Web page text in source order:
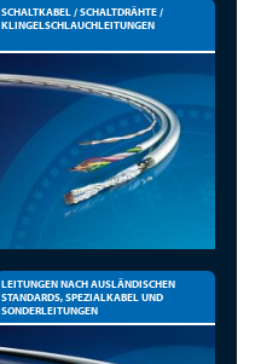
SCHALTKABEL / SCHALTDRÄHTE /
KLINGELSCHLAUCHLEITUNGEN
LEITUNGEN NACH AUSLÄNDISCHEN
STANDARDS, SPEZIALKABEL UND
SONDERLEITUNGEN